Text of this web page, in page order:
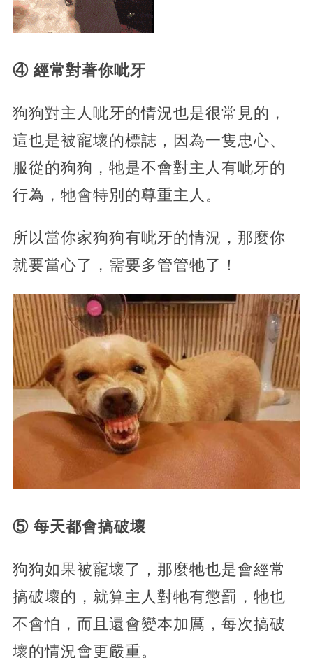
④ 經常對著你呲牙
狗狗對主人呲牙的情況也是很常見的，
這也是被寵壞的標誌，因為一隻忠心、
服從的狗狗，牠是不會對主人有呲牙的
行為，牠會特別的尊重主人。
所以當你家狗狗有呲牙的情況，那麼你
就要當心了，需要多管管牠了！
⑤ 每天都會搞破壞
狗狗如果被寵壞了，那麼牠也是會經常
搞破壞的，就算主人對牠有懲罰，牠也
不會怕，而且還會變本加厲，每次搞破
壞的情況會更嚴重。